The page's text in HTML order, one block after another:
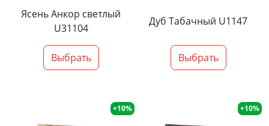
Ясень Анкор светлый
U31104
Выбрать
Дуб Табачный U1147
Выбрать
+10% +10%